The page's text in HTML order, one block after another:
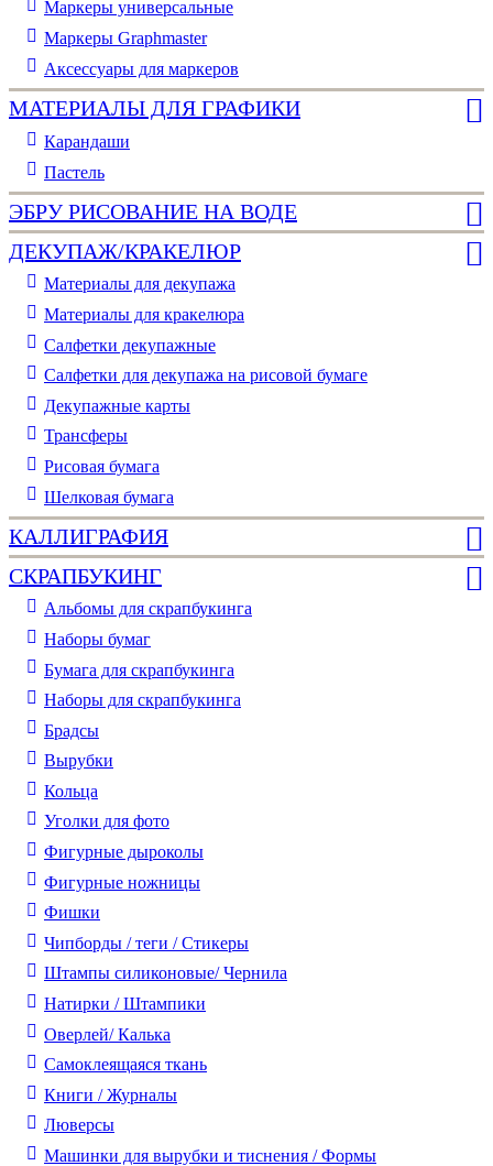
Маркеры универсальные
Маркеры Graphmaster
Аксессуары для маркеров
МАТЕРИАЛЫ ДЛЯ ГРАФИКИ
Карандаши
Пастель
ЭБРУ РИСОВАНИЕ НА ВОДЕ
ДЕКУПАЖ/КРАКЕЛЮР
Материалы для декупажа
Материалы для кракелюра
Cалфетки декупажные
Салфетки для декупажа на рисовой бумаге
Декупажные карты
Трансферы
Рисовая бумага
Шелковая бумага
КАЛЛИГРАФИЯ
СКРАПБУКИНГ
Альбомы для скрапбукинга
Наборы бумаг
Бумага для скрапбукинга
Наборы для скрапбукинга
Брадсы
Вырубки
Кольца
Уголки для фото
Фигурные дыроколы
Фигурные ножницы
Фишки
Чипборды / теги / Стикеры
Штампы силиконовые/ Чернила
Натирки / Штампики
Оверлей/ Калька
Самоклеящаяся ткань
Книги / Журналы
Люверсы
Машинки для вырубки и тиснения / Формы